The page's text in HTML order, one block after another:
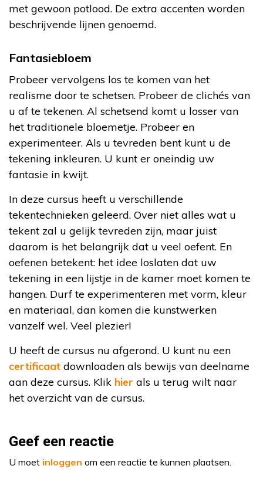
met gewoon potlood. De extra accenten worden
beschrijvende lijnen genoemd.
Fantasiebloem
Probeer vervolgens los te komen van het
realisme door te schetsen. Probeer de clichés van
u af te tekenen. Al schetsend komt u losser van
het traditionele bloemetje. Probeer en
experimenteer. Als u tevreden bent kunt u de
tekening inkleuren. U kunt er oneindig uw
fantasie in kwijt.
In deze cursus heeft u verschillende
tekentechnieken geleerd. Over niet alles wat u
tekent zal u gelijk tevreden zijn, maar juist
daarom is het belangrijk dat u veel oefent. En
oefenen betekent: het idee loslaten dat uw
tekening in een lijstje in de kamer moet komen te
hangen. Durf te experimenteren met vorm, kleur
en materiaal, dan komen die kunstwerken
vanzelf wel. Veel plezier!
U heeft de cursus nu afgerond. U kunt nu een
certificaat downloaden als bewijs van deelname
aan deze cursus. Klik hier als u terug wilt naar
het overzicht van de cursus.
Geef een reactie
U moet inloggen om een reactie te kunnen plaatsen.